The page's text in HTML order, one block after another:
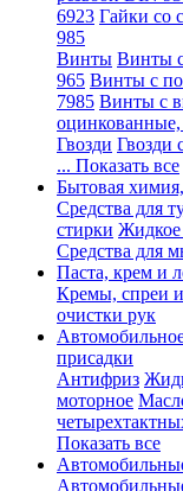
6923 Гайки со
985
Винты Винты
965 Винты с
7985 Винты с
оцинкованные,
Гвозди Гвозди
... Показать все
Бытовая
Средства для
стирки
Средства для
Паста, крем и
Кремы, спреи
очистки рук
присадки
Антифриз
моторное
Показать все